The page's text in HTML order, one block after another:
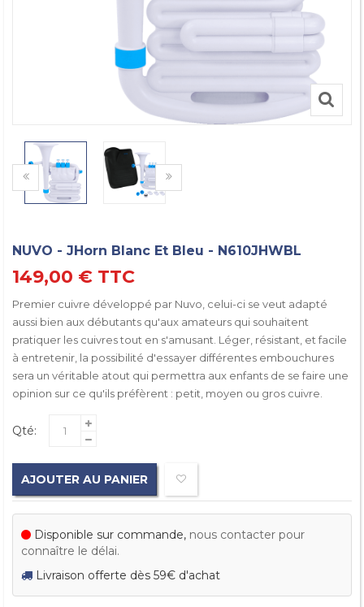
NUVO - JHorn Blanc Et Bleu - N610JHWBL
149,00 € TTC
Premier cuivre développé par Nuvo, celui-ci se veut adapté
aussi bien aux débutants qu'aux amateurs qui souhaitent
pratiquer les cuivres tout en s'amusant. Léger, résistant, et facile
à entretenir, la possibilité d'essayer différentes embouchures
sera un véritable atout qui permettra aux enfants de se faire une
opinion sur ce qu'ils préfèrent : petit, moyen ou gros cuivre.
Qté:
AJOUTER AU PANIER
Disponible sur commande, nous contacter pour
connaître le délai.
Livraison offerte dès 59€ d'achat